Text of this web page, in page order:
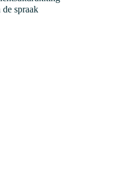
spraak